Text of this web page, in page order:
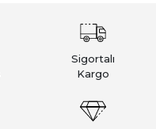
Sigortalı
Kargo